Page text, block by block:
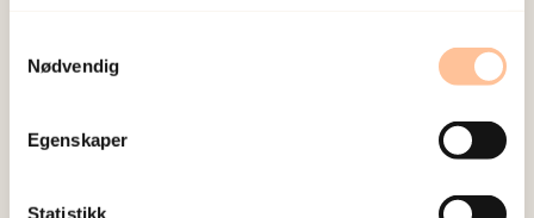
Nødvendig
Egenskaper
Statistikk
voksenopplæring,
Doktorgradskandidat: Lektor Janita Flem Tomren